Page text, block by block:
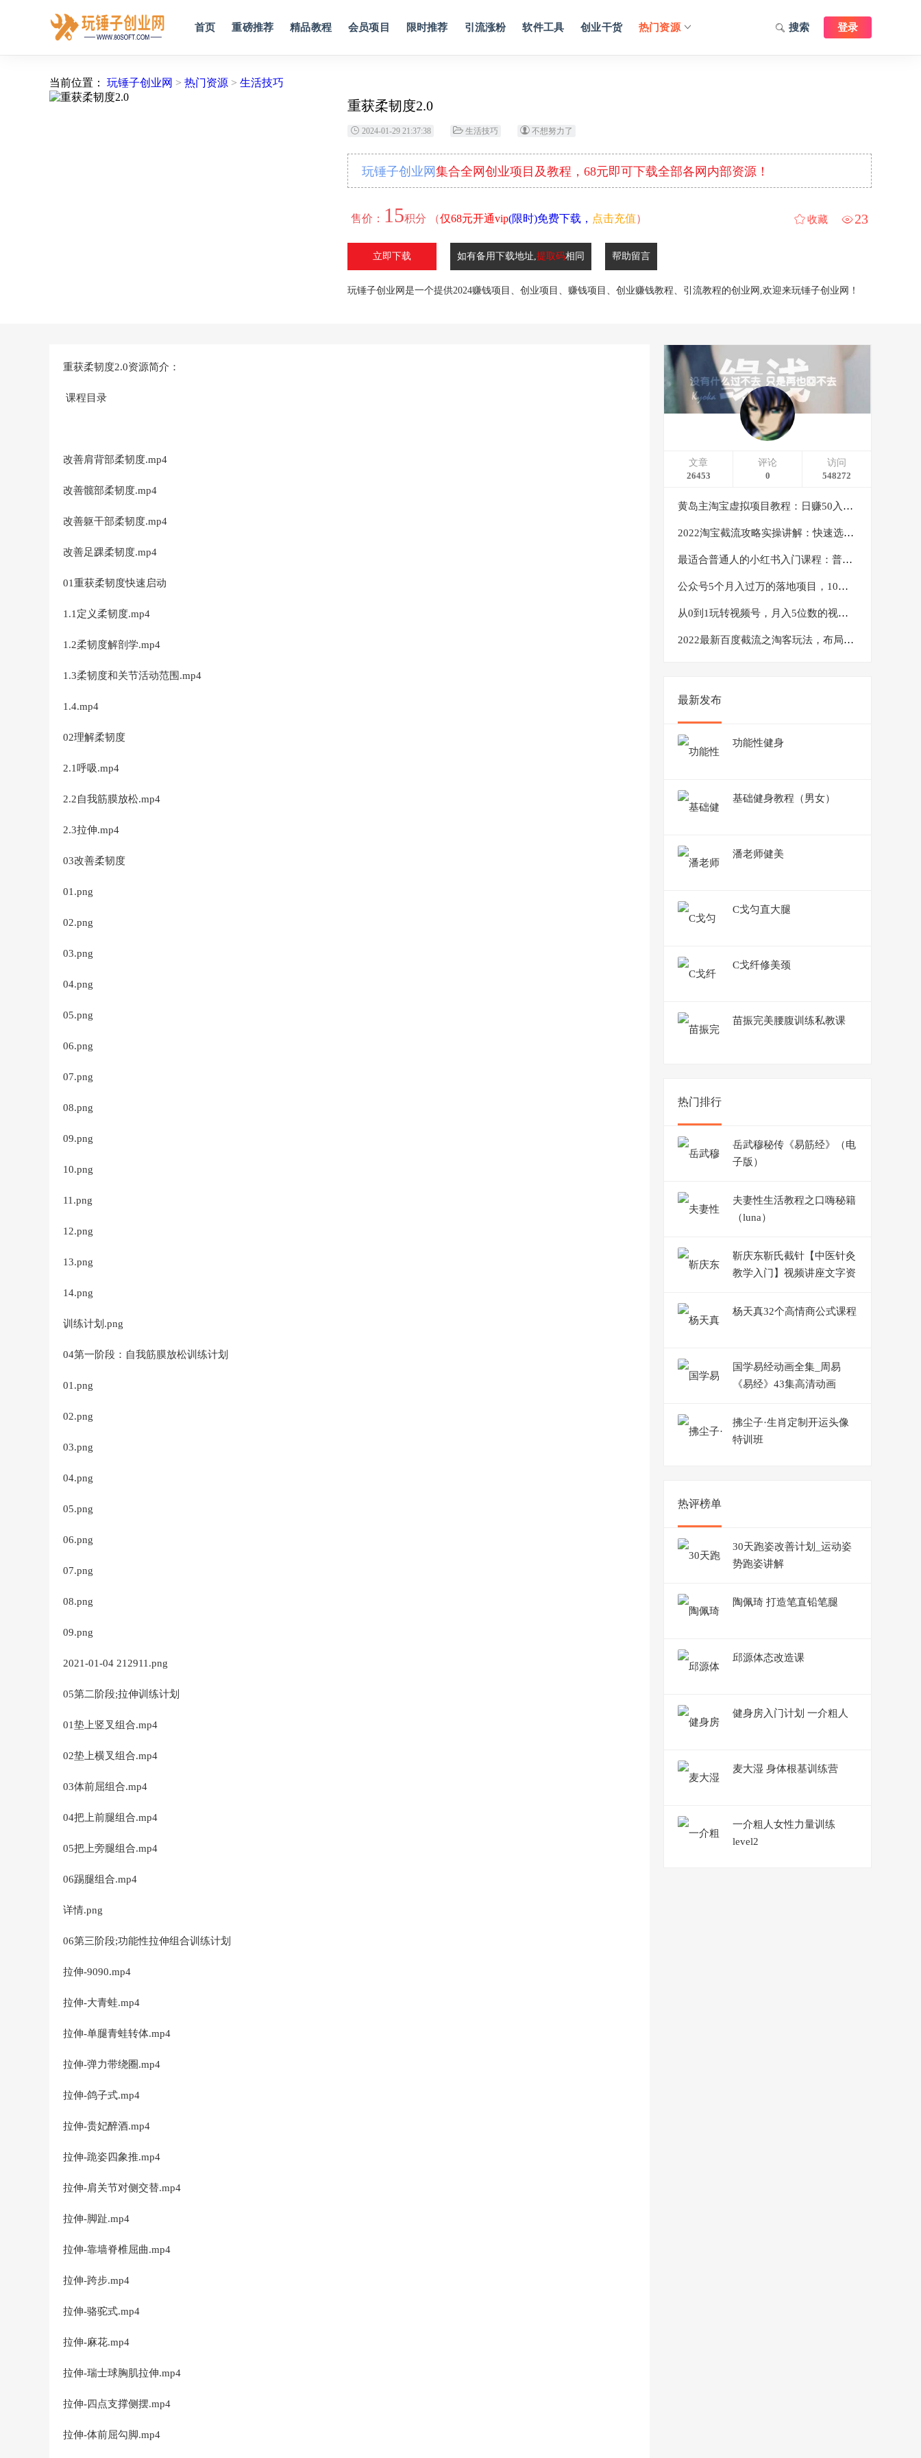
首页 重磅推荐 精品教程 会员项目 限时推荐 引流涨粉 软件工具 创业干货 热门资源 登录
搜索
当前位置： 玩锤子创业网 > 热门资源 > 生活技巧
重获柔韧度2.0
2024-01-29 21:37:38 生活技巧 不想努力了
玩锤子创业网 集合全网创业项目及教程，68元即可下载全部各网内部资源！
售价： 15积分 （仅68元开通vip(限时)免费下载， 点击充值） 23
收藏
立即下载 如有备用下载地址,提取码相同 帮助留言
玩锤子创业网是一个提供2024赚钱项目、创业项目、赚钱项目、创业赚钱教程、引流教程的创业网,欢迎来玩锤子创业网！
重获柔韧度2.0资源简介：
课程目录
改善肩背部柔韧度.mp4
改善髋部柔韧度.mp4
改善躯干部柔韧度.mp4
改善足踝柔韧度.mp4
01重获柔韧度快速启动
1.1定义柔韧度.mp4
1.2柔韧度解剖学.mp4
1.3柔韧度和关节活动范围.mp4
1.4.mp4
02理解柔韧度
2.1呼吸.mp4
2.2自我筋膜放松.mp4
2.3拉伸.mp4
03改善柔韧度
01.png
02.png
03.png
04.png
05.png
06.png
07.png
08.png
09.png
10.png
11.png
12.png
13.png
14.png
训练计划.png
04第一阶段：自我筋膜放松训练计划
01.png
02.png
03.png
04.png
05.png
06.png
07.png
08.png
09.png
2021-01-04 212911.png
05第二阶段;拉伸训练计划
01垫上竖叉组合.mp4
02垫上横叉组合.mp4
03体前屈组合.mp4
04把上前腿组合.mp4
05把上旁腿组合.mp4
06踢腿组合.mp4
详情.png
06第三阶段;功能性拉伸组合训练计划
拉伸-9090.mp4
拉伸-大青蛙.mp4
拉伸-单腿青蛙转体.mp4
拉伸-弹力带绕圈.mp4
拉伸-鸽子式.mp4
拉伸-贵妃醉酒.mp4
拉伸-跪姿四象推.mp4
拉伸-肩关节对侧交替.mp4
拉伸-脚趾.mp4
拉伸-靠墙脊椎屈曲.mp4
拉伸-跨步.mp4
拉伸-骆驼式.mp4
拉伸-麻花.mp4
拉伸-瑞士球胸肌拉伸.mp4
拉伸-四点支撑侧摆.mp4
拉伸-体前屈勾脚.mp4
文章
26453
评论
0
访问
548272
黄岛主淘宝虚拟项目教程：日赚50入门基础班（两节课附配套资料）
2022淘宝截流攻略实操讲解：快速选品+直接复制+快速起店
最适合普通人的小红书入门课程：普通人如何通过做小红书年入50万
公众号5个月入过万的落地项目，10大获客渠道，实测涨粉21万
从0到1玩转视频号，月入5位数的视频号搬运项目，定位+选品+制作+变现全流程
2022最新百度截流之淘客玩法，布局流量一单利润可达300+【视频课程】
最新发布
功能性健身
基础健身教程（男女）
潘老师健美
C戈匀直大腿
C戈纤修美颈
苗振完美腰腹训练私教课
热门排行
岳武穆秘传《易筋经》（电
子版）
夫妻性生活教程之口嗨秘籍
（luna）
靳庆东靳氏截针【中医针灸
教学入门】视频讲座文字资
杨天真32个高情商公式课程
国学易经动画全集_周易
《易经》43集高清动画
拂尘子·生肖定制开运头像
特训班
热评榜单
30天跑姿改善计划_运动姿
势跑姿讲解
陶佩琦 打造笔直铅笔腿
邱源体态改造课
健身房入门计划 一介粗人
麦大湿 身体根基训练营
一介粗人女性力量训练
level2